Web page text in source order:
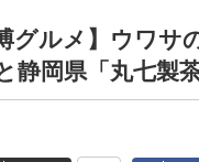
博グルメ】ウワ
静岡県「丸七製